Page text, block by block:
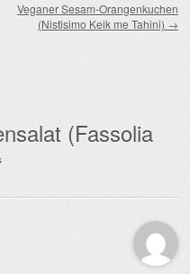
Veganer Sesam-Orangenkuchen
(Nistisimo Keik me Tahini) →
(Fassolia